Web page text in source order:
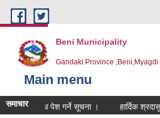
Skip to main content
Beni Municipality
Gandaki Province ,Beni,Myagdi
Main menu
समाचार
दाबी विरोध पेश गर्ने सूचना । हार्दिक श्रदासुमन